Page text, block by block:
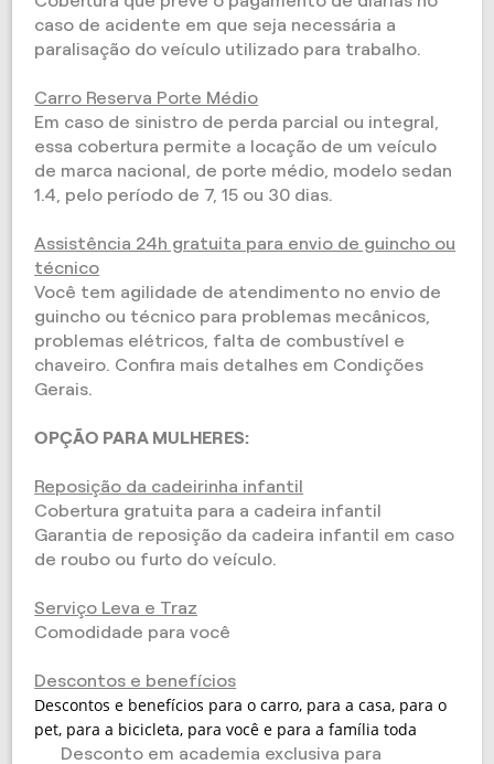
caso de acidente em que seja necessária a
paralisação do veículo utilizado para trabalho.
Carro Reserva Porte Médio
Em caso de sinistro de perda parcial ou integral,
essa cobertura permite a locação de um veículo
de marca nacional, de porte médio, modelo sedan
1.4, pelo período de 7, 15 ou 30 dias.
Assistência 24h gratuita para envio de guincho ou
técnico
Você tem agilidade de atendimento no envio de
guincho ou técnico para problemas mecânicos,
problemas elétricos, falta de combustível e
chaveiro. Confira mais detalhes em Condições
Gerais.
OPÇÃO PARA MULHERES:
Reposição da cadeirinha infantil
Cobertura gratuita para a cadeira infantil
Garantia de reposição da cadeira infantil em caso
de roubo ou furto do veículo.
Serviço Leva e Traz
Comodidade para você
Descontos e benefícios
Descontos e benefícios para o carro, para a casa, para o
pet, para a bicicleta, para você e para a família toda
Desconto em academia exclusiva para